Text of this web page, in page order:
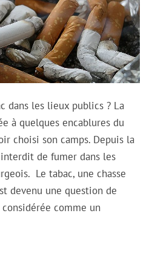
dans les lieux publics ? La
à quelques encablures du
choisi son camps. Depuis la
de fumer dans les
Le tabac, une chasse
devenu une question de
comme un